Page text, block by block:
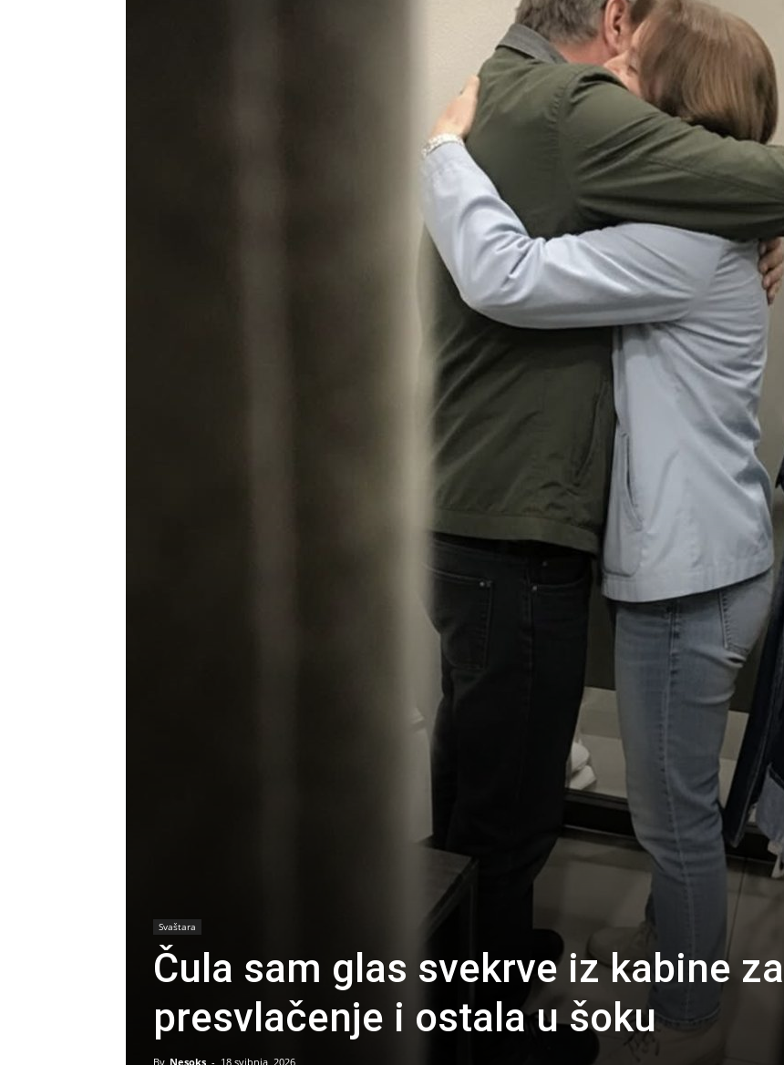
Svaštara
Čula sam glas svekrve iz kabine za
presvlačenje i ostala u šoku
By Nesoks - 18 svibnja, 2026